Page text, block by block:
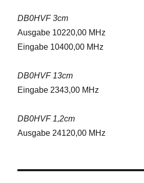
DB0HVF 3cm
Ausgabe 10220,00 MHz
Eingabe 10400,00 MHz
DB0HVF 13cm
Eingabe 2343,00 MHz
DB0HVF 1,2cm
Ausgabe 24120,00 MHz